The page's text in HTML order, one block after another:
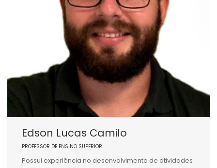
Edson Lucas Camilo
PROFESSOR DE ENSINO SUPERIOR
Possui experiência no desenvolvimento de atividades